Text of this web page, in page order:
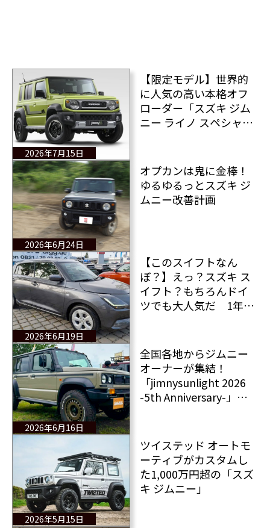
2026年7月15日
【限定モデル】世界的
に人気の高い本格オフ
ローダー「スズキ ジム
ニー ライノ スペシャル
ドイツ（日本でも）で
も販売してほしい！
2026年6月24日
オプカンは鬼に金棒！
ゆるゆるっとスズキ ジ
ムニー改善計画
2026年6月19日
【このスイフトなん
ぼ？】えっ？スズキ ス
イフト？もちろんドイ
ツでも大人気だ 1年落
2026年6月16日
全国各地からジムニー
オーナーが集結！
「jimnysunlight 2026
-5th Anniversary-」を
2026年5月15日
ツイステッド オートモ
ーティブがカスタムし
た1,000万円超の「スズ
キ ジムニー」